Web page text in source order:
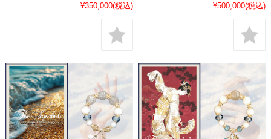
¥350,000(税込) ¥500,000(税込)